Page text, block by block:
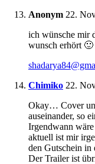
Anonym 22.
ich wünsche mir
wunsch erhört 🙂
Chimiko 22.
Okay… Cover
auseinander, so
Irgendwann wäre
aktuell ist mir
den Gutschein in
Der Trailer ist